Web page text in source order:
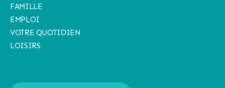
FAMILLE
EMPLOI
VOTRE QUOTIDIEN
LOISIRS